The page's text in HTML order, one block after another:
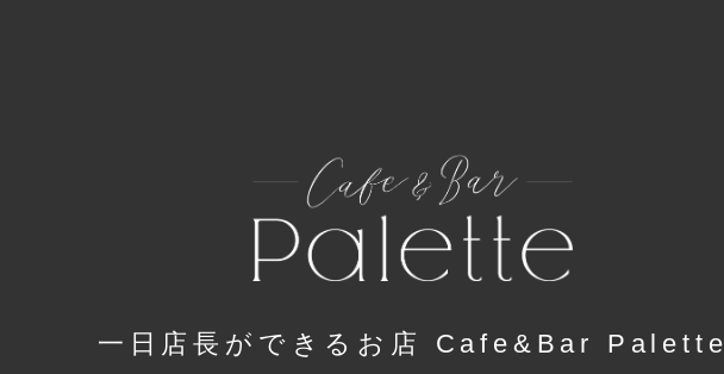
一日店長ができるお店 Cafe&Bar Palette